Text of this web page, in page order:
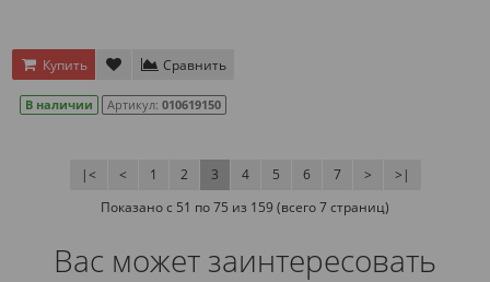
Купить Сравнить
В наличии Артикул: 010619150
|< < 1 2 3 4 5 6 7 > >|
Показано с 51 по 75 из 159 (всего 7 страниц)
Вас может заинтересовать